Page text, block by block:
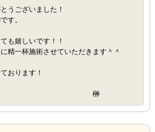
うございました！
す。
も嬉しいです！！
精一杯施術させていただきます＾＾
おります！